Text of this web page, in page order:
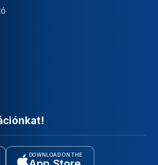
DOWNLOAD ON THE